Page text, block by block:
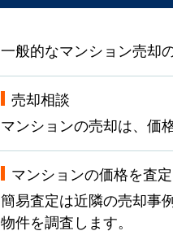
一般的なマンション売却
売却相談
マンションの売却は、価
マンションの価格を査定
簡易査定は近隣の売却事
物件を調査します。